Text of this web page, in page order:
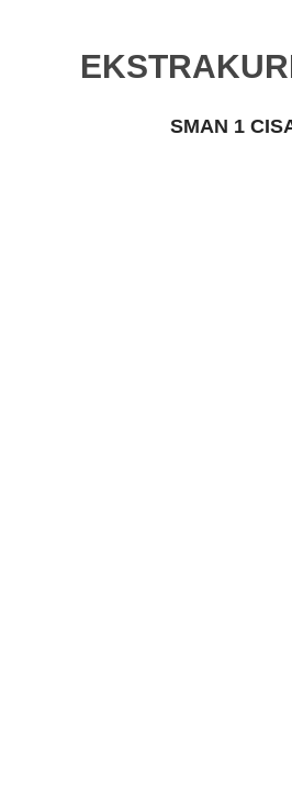
SMAN 1